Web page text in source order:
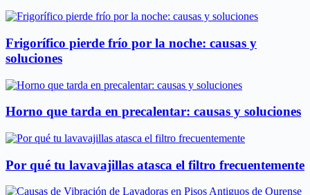
Frigorífico pierde frío por la noche: causas y
soluciones
Horno que tarda en precalentar: causas y soluciones
Por qué tu lavavajillas atasca el filtro frecuentemente